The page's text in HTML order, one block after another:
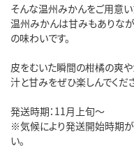
そんな温州みかんをご用意い
温州みかんは甘みもありな
の味わいです。
皮をむいた瞬間の柑橘の爽
汁と甘みをぜひ楽しんでくだ
発送時期：11月上旬～
※気候により発送開始時期が
い。